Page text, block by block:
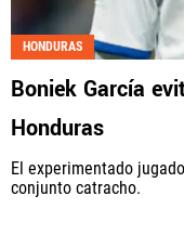
HONDURAS
Boniek García
Honduras
El experimentado
conjunto catracho.